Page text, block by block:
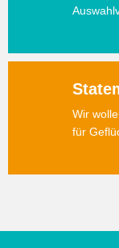
Wir
für